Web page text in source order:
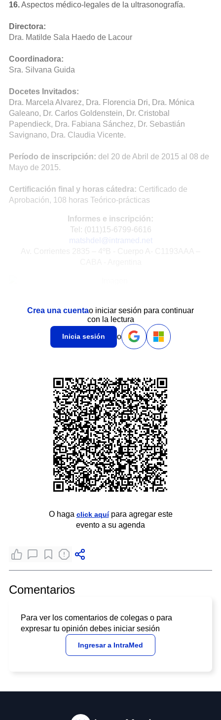
16.Aspectos médico-legales de la ultrasonografía.
Directora:
Dra. Matilde Sala Haedo de Lacour
Coordinadora:
Sra. Silvana Guida
Docetes Invitados:
Dra. Marcela Alvarez, Dra. Florencia Dri, Dra. Mónica
Galeano, Dr. Carlos Goldenstein, Dr. Cristobal
Papendieck, Dra. Fabiana Sánchez, Dr. Sebastián
Savignano, Dra. Claudia Vicente.
Período de inscripción: del 20 de Abril de 2015 al 08 de
Mayo de 2015.
Certificación final y horas cátedra: Certificado de
Aprobación, 108 horas Teórico-prácticas
Informes e inscripción:
Tel: (011)15-6799-6616
matshdel@intramed.net
Crea una cuentao iniciar sesión para continuar
con la lectura
Inicia sesión o
O haga click aquípara agregar este
evento a su agenda
Comentarios
Para ver los comentarios de colegas o para
expresar tu opinión debes iniciar sesión
Ingresar a IntraMed